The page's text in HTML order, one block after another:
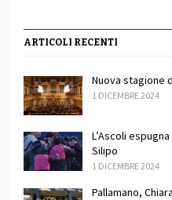
ARTICOLI RECENTI
Nuova stagione
1 DICEMBRE 2024
L’Ascoli
Silipo
1 DICEMBRE 2024
Pallamano,